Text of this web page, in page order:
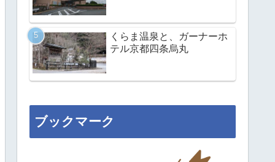
くらま温泉と、ガーナーホ
テル京都四条烏丸
ブックマーク